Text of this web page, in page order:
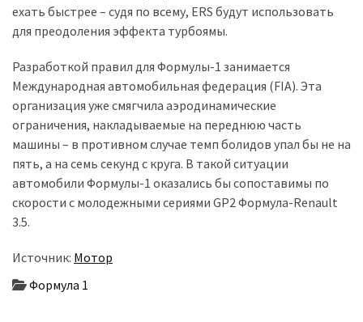
Автошоу
(358)
Головне
(324)
Тест-
драйв
(212)
Без
(142)
ехать быстрее – судя по всему, ERS будут использовать
для преодоления эффекта турбоямы.
Разработкой правил для Формулы-1 занимается
Международная автомобильная федерация (FIA). Эта
организация уже смягчила аэродинамические
ограничения, накладываемые на переднюю часть
машины – в противном случае темп болидов упал бы не на
пять, а на семь секунд с круга. В такой ситуации
автомобили Формулы-1 оказались бы сопоставимы по
скорости с молодежными сериями GP2 Формула-Renault
3.5.
Источник: Мотор
Формула 1